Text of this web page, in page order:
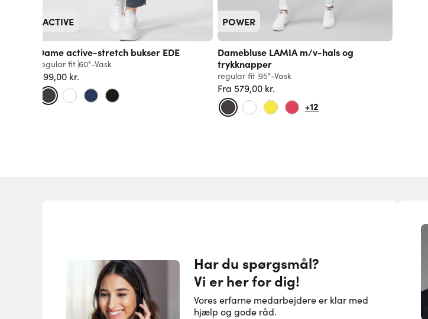
ACTIVE
Dame active-stretch bukser EDE
regular fit 60°-Vask
699,00 kr.
POWER
Damebluse LAMIA m/v-hals og
trykknapper
regular fit 95°-Vask
Fra 579,00 kr.
+12
Har du spørgsmål?
Vi er her for dig!
Vores erfarne medarbejdere er klar med
hjælp og gode råd.